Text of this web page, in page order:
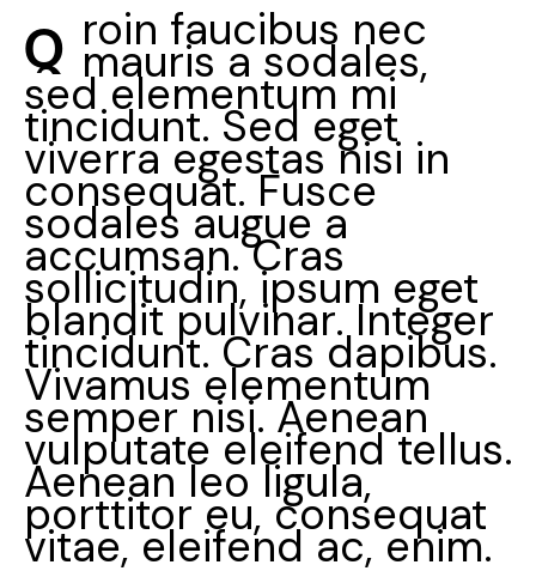
Q roin faucibus nec
mauris a sodales,
sed elementum mi
tincidunt. Sed eget
viverra egestas nisi in
consequat. Fusce
sodales augue a
accumsan. Cras
sollicitudin, ipsum eget
blandit pulvinar. Integer
tincidunt. Cras dapibus.
Vivamus elementum
semper nisi. Aenean
vulputate eleifend tellus.
Aenean leo ligula,
porttitor eu, consequat
vitae, eleifend ac, enim.